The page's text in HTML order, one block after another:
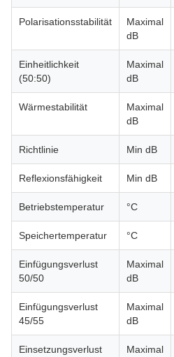
Polarisationsstabilität
Maximal
dB
Einheitlichkeit
(50:50)
Maximal
dB
Wärmestabilität
Maximal
dB
Richtlinie Min dB
Reflexionsfähigkeit Min dB
Betriebstemperatur °C
Speichertemperatur °C
Einfügungsverlust
50/50
Maximal
dB
Einfügungsverlust
45/55
Maximal
dB
Einsetzungsverlust
Maximal